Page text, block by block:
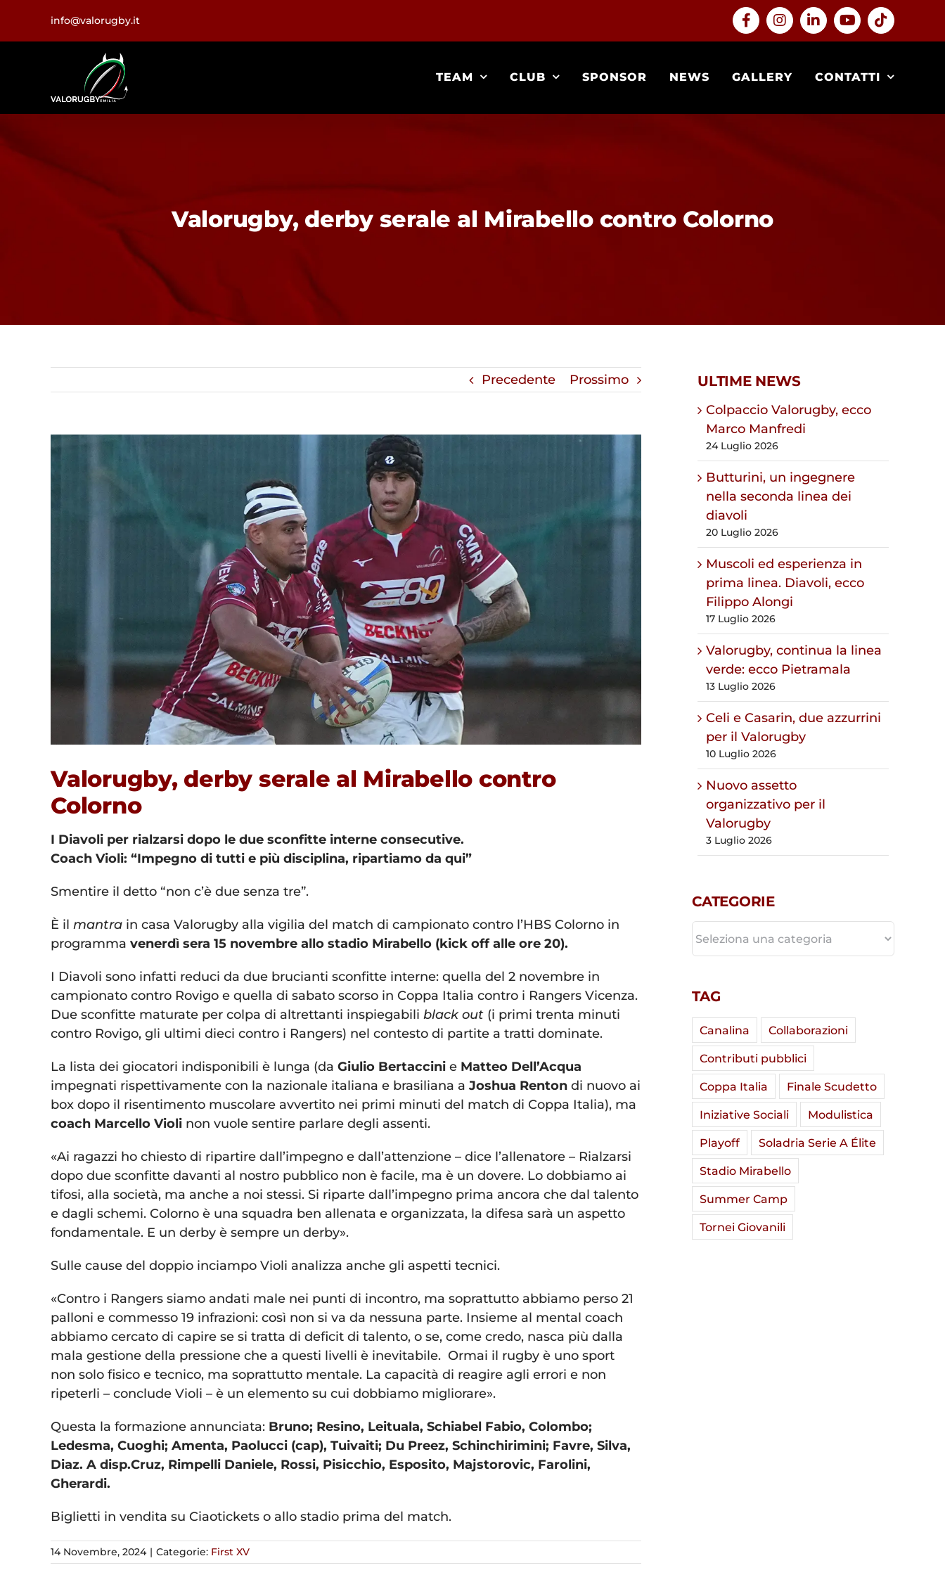
contenuto
info@valorugby.it FacebookInstagramLinkedInYouTubeTiktok
TEAM CLUB SPONSOR NEWS GALLERY CONTATTI
Valorugby, derby serale al Mirabello contro Colorno
Precedente Prossimo
Valorugby, derby serale al Mirabello contro
Colorno
I Diavoli per rialzarsi dopo le due sconfitte interne consecutive.
Coach Violi: “Impegno di tutti e più disciplina, ripartiamo da qui”
Smentire il detto “non c’è due senza tre”.
È il mantra in casa Valorugby alla vigilia del match di campionato contro l’HBS Colorno in
programma venerdì sera 15 novembre allo stadio Mirabello (kick off alle ore 20).
I Diavoli sono infatti reduci da due brucianti sconfitte interne: quella del 2 novembre in
campionato contro Rovigo e quella di sabato scorso in Coppa Italia contro i Rangers Vicenza.
Due sconfitte maturate per colpa di altrettanti inspiegabili black out (i primi trenta minuti
contro Rovigo, gli ultimi dieci contro i Rangers) nel contesto di partite a tratti dominate.
La lista dei giocatori indisponibili è lunga (da Giulio Bertaccini e Matteo Dell’Acqua
impegnati rispettivamente con la nazionale italiana e brasiliana a Joshua Renton di nuovo ai
box dopo il risentimento muscolare avvertito nei primi minuti del match di Coppa Italia), ma
coach Marcello Violi non vuole sentire parlare degli assenti.
«Ai ragazzi ho chiesto di ripartire dall’impegno e dall’attenzione – dice l’allenatore – Rialzarsi
dopo due sconfitte davanti al nostro pubblico non è facile, ma è un dovere. Lo dobbiamo ai
tifosi, alla società, ma anche a noi stessi. Si riparte dall’impegno prima ancora che dal talento
e dagli schemi. Colorno è una squadra ben allenata e organizzata, la difesa sarà un aspetto
fondamentale. E un derby è sempre un derby».
Sulle cause del doppio inciampo Violi analizza anche gli aspetti tecnici.
«Contro i Rangers siamo andati male nei punti di incontro, ma soprattutto abbiamo perso 21
palloni e commesso 19 infrazioni: così non si va da nessuna parte. Insieme al mental coach
abbiamo cercato di capire se si tratta di deficit di talento, o se, come credo, nasca più dalla
mala gestione della pressione che a questi livelli è inevitabile. Ormai il rugby è uno sport
non solo fisico e tecnico, ma soprattutto mentale. La capacità di reagire agli errori e non
ripeterli – conclude Violi – è un elemento su cui dobbiamo migliorare».
Questa la formazione annunciata: Bruno; Resino, Leituala, Schiabel Fabio, Colombo;
Ledesma, Cuoghi; Amenta, Paolucci (cap), Tuivaiti; Du Preez, Schinchirimini; Favre, Silva,
Diaz. A disp.Cruz, Rimpelli Daniele, Rossi, Pisicchio, Esposito, Majstorovic, Farolini,
Gherardi.
Biglietti in vendita su Ciaotickets o allo stadio prima del match.
14 Novembre, 2024 | Categorie: First XV
ULTIME NEWS
Colpaccio Valorugby, ecco
Marco Manfredi
24 Luglio 2026
Butturini, un ingegnere
nella seconda linea dei
diavoli
20 Luglio 2026
Muscoli ed esperienza in
prima linea. Diavoli, ecco
Filippo Alongi
17 Luglio 2026
Valorugby, continua la linea
verde: ecco Pietramala
13 Luglio 2026
Celi e Casarin, due azzurrini
per il Valorugby
10 Luglio 2026
Nuovo assetto
organizzativo per il
Valorugby
3 Luglio 2026
CATEGORIE
TAG
Canalina
Collaborazioni
Contributi pubblici
Coppa Italia
Finale Scudetto
Iniziative Sociali
Modulistica
Playoff
Soladria Serie A Élite
Stadio Mirabello
Summer Camp
Tornei Giovanili